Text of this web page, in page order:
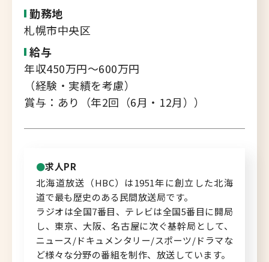
キャリアバンク
転職支援サービスのご案内
コンサルタント紹介
北海道へのU・Iターン向け
転職情報
ログイン
稚内・留萌エリア
道南エリア
フルリモート
北海道以外
勤務地
札幌市中央区
給与
年収450万円～600万円
（経験・実績を考慮）
賞与：あり（年2回（6月・12月））
求人PR
北海道放送（HBC）は1951年に創立した北海
道で最も歴史のある民間放送局です。
ラジオは全国7番目、テレビは全国5番目に開局
し、東京、大阪、名古屋に次ぐ基幹局として、
ニュース/ドキュメンタリー/スポーツ/ドラマな
ど様々な分野の番組を制作、放送しています。